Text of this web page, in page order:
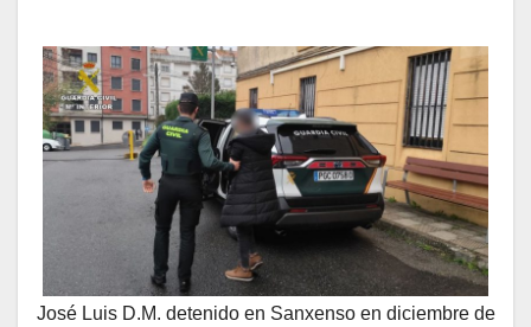
José Luis D.M. detenido en Sanxenso en diciembre de